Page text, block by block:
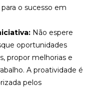
o sucesso em
Não espere
oportunidades
propor melhorias e
A proatividade é
pelos